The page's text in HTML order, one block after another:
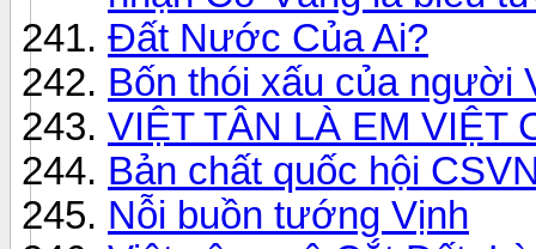
Đất Nước Của Ai?
Bốn thói xấu của người
VIỆT TÂN LÀ EM VIỆT
Bản chất quốc hội
Nỗi buồn tướng Vịnh